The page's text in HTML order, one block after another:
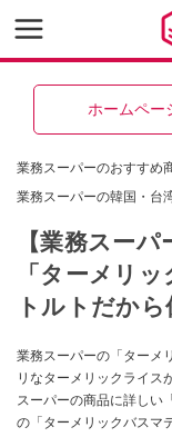
ホームペー
業務スーパーのおすすめ
業務スーパーの韓国・台
【業務スー
「ターメリ
トルトだか
業務スーパーの「ターメ
リなターメリックライス
スーパーの商品に詳しい
の「ターメリックバスマ